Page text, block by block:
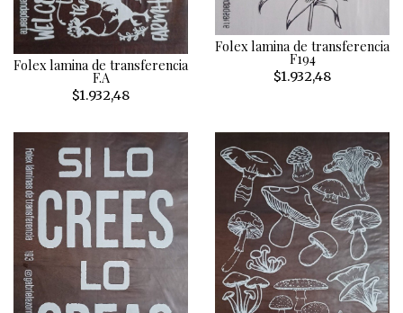
Folex lamina de transferencia
F.A
$1.932,48
Folex lamina de transferencia
F194
$1.932,48